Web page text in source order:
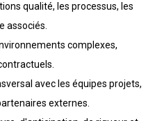
qualité, les processus, les
associés.
complexes,
avec les équipes projets,
externes.